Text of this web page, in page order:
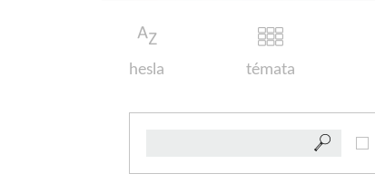
hesla témata